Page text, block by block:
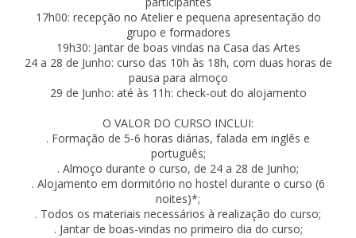
17h00: recepção no Atelier e pequena apresentação do
grupo e formadores
19h30: Jantar de boas vindas na Casa das Artes
24 a 28 de Junho: curso das 10h às 18h, com duas horas de
pausa para almoço
29 de Junho: até às 11h: check-out do alojamento
O VALOR DO CURSO INCLUI:
. Formação de 5-6 horas diárias, falada em inglês e
português;
. Almoço durante o curso, de 24 a 28 de Junho;
. Alojamento em dormitório no hostel durante o curso (6
noites)*;
. Todos os materiais necessários à realização do curso;
. Jantar de boas-vindas no primeiro dia do curso;